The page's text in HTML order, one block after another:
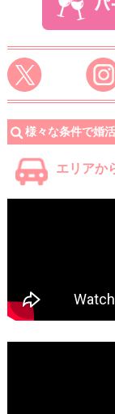
様々な条件で婚
エリアか